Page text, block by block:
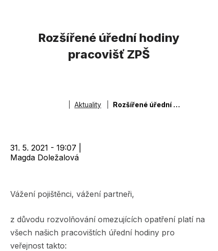
Rozšířené úřední hodiny
pracovišť ZPŠ
DrobečkováAktuality Rozšířené úřední hodiny pracovišť ZPŠ
31. 5. 2021 - 19:07
Magda Doležalová
Vážení pojištěnci, vážení partneři,
z důvodu rozvolňování omezujících opatření platí na
všech našich pracovištích úřední hodiny pro
veřejnost takto: